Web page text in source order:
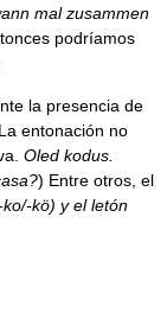
mal zusammen
podríamos
la presencia de
entonación no
Oled kodus.
) Entre otros, el
ko/-kö) y el letón